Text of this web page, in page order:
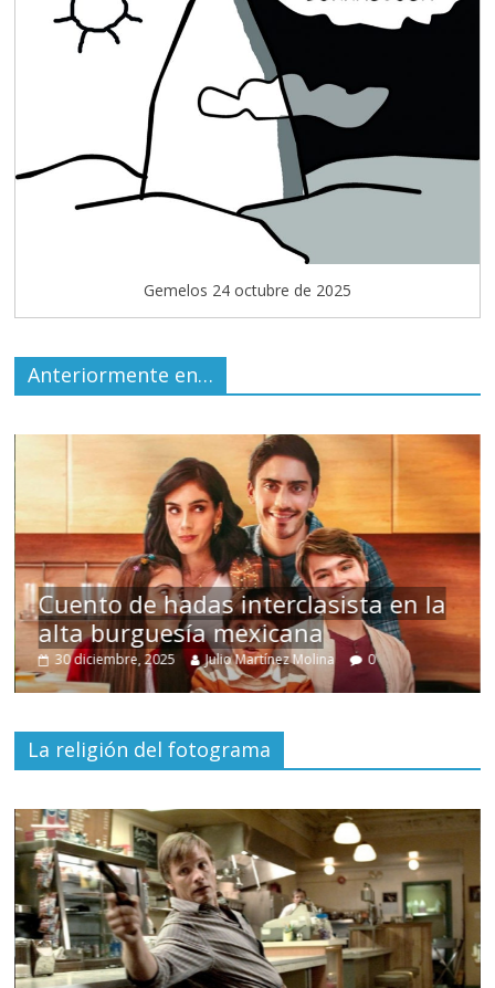
Gemelos 24 octubre de 2025
Anteriormente en…
Cuento de hadas interclasista en la
alta burguesía mexicana
30 diciembre, 2025 Julio Martínez Molina 0
La religión del fotograma